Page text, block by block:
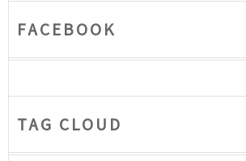
FACEBOOK
TAG CLOUD